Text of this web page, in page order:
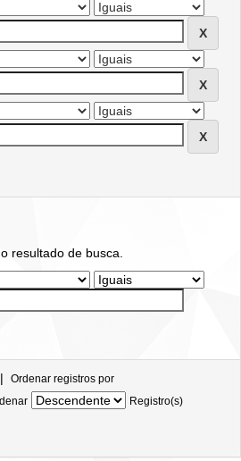
resultado de busca.
| Ordenar registros por
Registro(s)